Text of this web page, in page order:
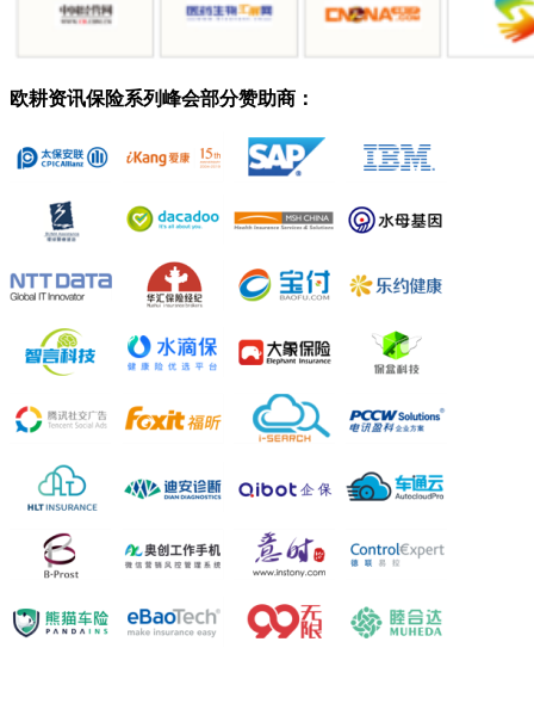
欧耕资讯保险系列峰会部分赞助商：